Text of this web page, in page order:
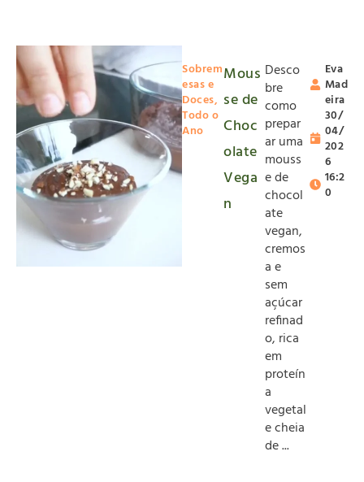
Sobrem
esas e
Doces,
Todo o
Ano
Mous
se de
Choc
olate
Vega
n
Desco
bre
como
prepar
ar uma
mouss
e de
chocol
ate
vegan,
cremos
a e
sem
açúcar
refinad
o, rica
em
proteín
a
vegetal
e cheia
de ...
Eva
Mad
eira
30/
04/
202
6
16:2
0